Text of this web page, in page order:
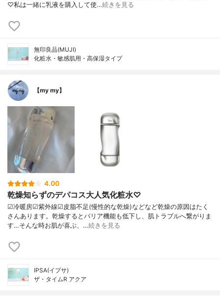
♡私は一緒に乳液を購入して使…続きを見る
無印良品(MUJI)
化粧水・敏感肌用・高保湿タイプ
【my my】
4.00
乾燥知らずのデパコス大人気化粧水♡
☑︎冷暖房☑︎紫外線☑︎皮脂不足(慢性的な乾燥)などなど乾燥の原因はたく
さんあります。乾燥するとバリア機能も低下し、肌トラブルへ繋がりま
す…そんな時お肌が喜ぶ、…続きを見る
IPSA(イプサ)
ザ・タイムR アクア